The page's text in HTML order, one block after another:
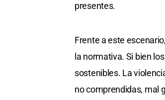
presentes.
Frente a este
la normativa. Si bien
sostenibles. La
no comprendidas, mal